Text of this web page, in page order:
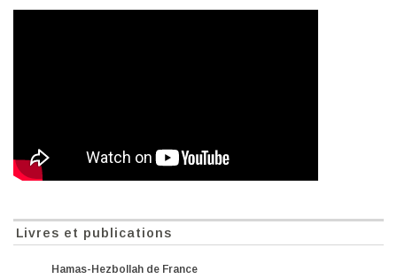
Livres et publications
Hamas-Hezbollah de France